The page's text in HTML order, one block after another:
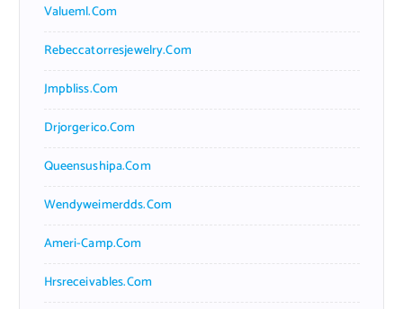
Valueml.com
Rebeccatorresjewelry.com
Jmpbliss.com
Drjorgerico.com
Queensushipa.com
Wendyweimerdds.com
Ameri-Camp.com
Hrsreceivables.com